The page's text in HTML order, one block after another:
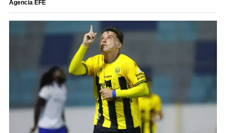
Agencia EFE